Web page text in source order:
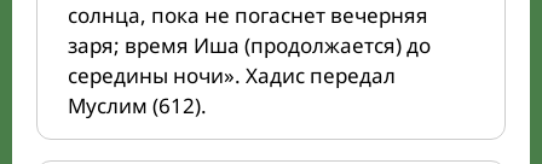
солнца, пока не погаснет вечерняя
заря; время Иша (продолжается) до
середины ночи». Хадис передал
Муслим (612).